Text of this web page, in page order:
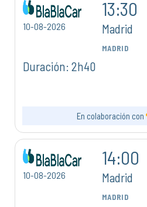
10-08-2026
13:30
Madrid
MADRID
Duración: 2h40
En colaboración con
10-08-2026
14:00
Madrid
MADRID